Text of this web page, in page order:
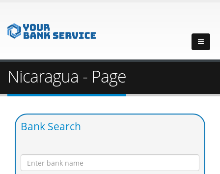
Nicaragua - Page
Bank Search